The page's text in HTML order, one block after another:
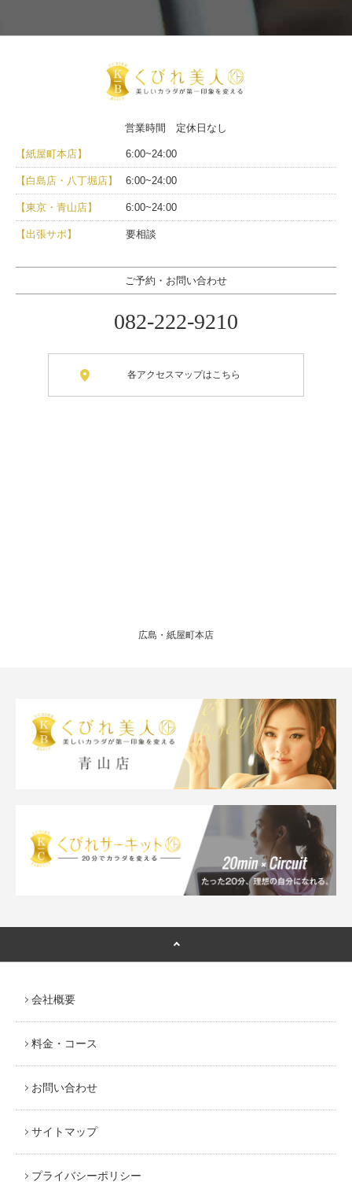
営業時間 定休日なし
【紙屋町本店】 6:00~24:00
【白島店・八丁堀店】 6:00~24:00
【東京・青山店】 6:00~24:00
【出張サポ】 要相談
ご予約・お問い合わせ
082-222-9210
各アクセスマップはこちら
広島・紙屋町本店
会社概要
料金・コース
お問い合わせ
サイトマップ
プライバシーポリシー